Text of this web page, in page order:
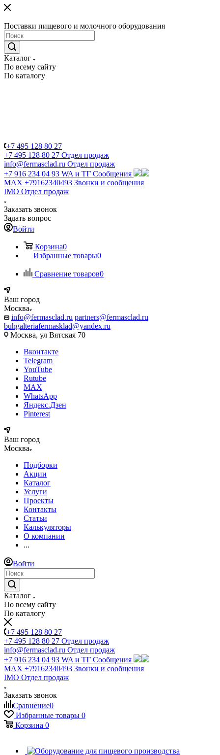
Поставки пищевого и молочного оборудования
Каталог
По всему сайту
По каталогу
+7 495 128 80 27
+7 495 128 80 27 Отдел продаж
info@fermasclad.ru Отдел продаж
+7 916 234 04 93 WA и ТГ Сообщения
MAX +79162340493 Звонки и сообщения
IMO Отдел продаж
Заказать звонок
Задать вопрос
Войти
Корзина0
Избранные товары0
Сравнение товаров0
Ваш город
Москва
info@fermasclad.ru partners@fermasclad.ru
buhgalteriafermasklad@yandex.ru
Москва, ул Вятская 70
Вконтакте
Telegram
YouTube
Rutube
MAX
WhatsApp
Яндекс.Дзен
Pinterest
Ваш город
Москва
Подборки
Акции
Каталог
Услуги
Проекты
Контакты
Статьи
Калькуляторы
О компании
...
Войти
Каталог
По всему сайту
По каталогу
+7 495 128 80 27
+7 495 128 80 27 Отдел продаж
info@fermasclad.ru Отдел продаж
+7 916 234 04 93 WA и ТГ Сообщения
MAX +79162340493 Звонки и сообщения
IMO Отдел продаж
Заказать звонок
Сравнение0
Избранные товары 0
Корзина 0